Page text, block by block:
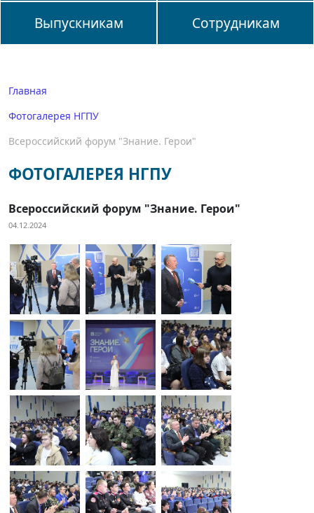
Выпускникам Сотрудникам
Главная
Фотогалерея НГПУ
Всероссийский форум "Знание. Герои"
ФОТОГАЛЕРЕЯ НГПУ
Всероссийский форум "Знание. Герои"
04.12.2024